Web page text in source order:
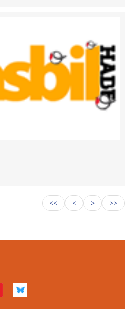
<< < > >>